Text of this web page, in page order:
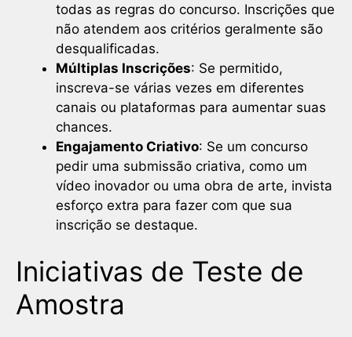
todas as regras do concurso. Inscrições que
não atendem aos critérios geralmente são
desqualificadas.
Múltiplas Inscrições: Se permitido,
inscreva-se várias vezes em diferentes
canais ou plataformas para aumentar suas
chances.
Engajamento Criativo: Se um concurso
pedir uma submissão criativa, como um
vídeo inovador ou uma obra de arte, invista
esforço extra para fazer com que sua
inscrição se destaque.
Iniciativas de Teste de
Amostra